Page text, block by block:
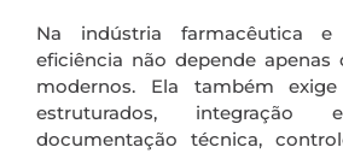
Na indústria farmacêutica e
eficiência não depende apenas
modernos. Ela também
estruturados, integração
documentação técnica,